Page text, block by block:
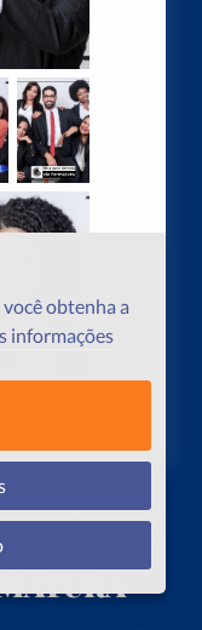
nossos
dos
obtenha a
informações